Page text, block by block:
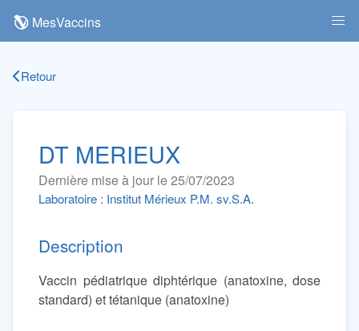
MesVaccins
Retour
DT MERIEUX
Dernière mise à jour le 25/07/2023
Laboratoire : Institut Mérieux P.M. sv.S.A.
Description
Vaccin pédiatrique diphtérique (anatoxine, dose
standard) et tétanique (anatoxine)